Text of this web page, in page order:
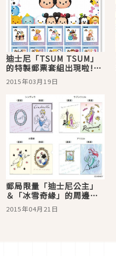
迪士尼「TSUM TSUM」
的特製郵票套組出現啦!!!
可愛到寫信好像也變成一
件很快樂的事♪
2015年03月19日
郵局限量「迪士尼公主」
＆「冰雪奇緣」的周邊商
品♪ 針對成熟女性的設計
相當精美！
2015年04月21日